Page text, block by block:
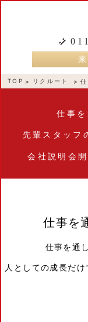
TOP リクルート
仕事
先輩スタッフ
会社説明会開
仕事を
仕事を通
人としての成長だ